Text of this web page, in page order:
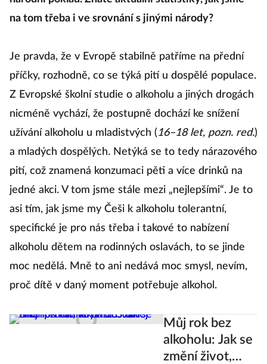
na tom třeba i ve srovnání s jinými národy?
Je pravda, že v Evropě stabilně patříme na přední
příčky, rozhodně, co se týká pití u dospělé populace.
Z Evropské školní studie o alkoholu a jiných drogách
nicméně vychází, že postupně dochází ke snížení
užívání alkoholu u mladistvých (16–18 let, pozn. red.)
a mladých dospělých. Netýká se to tedy nárazového
pití, což znamená konzumaci pěti a více drinků na
jedné akci. V tom jsme stále mezi „nejlepšími“. Je to
asi tím, jak jsme my Češi k alkoholu tolerantní,
specifické je pro nás třeba i takové to nabízení
alkoholu dětem na rodinných oslavách, to se jinde
moc nedělá. Mně to ani nedává moc smysl, nevím,
proč dítě v daný moment potřebuje alkohol.
Můj rok bez
alkoholu: Jak se
změní život,